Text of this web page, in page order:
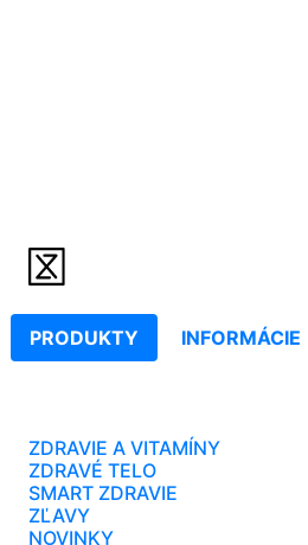
PRODUKTY INFORMÁCIE
ZDRAVIE A VITAMÍNY
ZDRAVÉ TELO
SMART ZDRAVIE
ZĽAVY
NOVINKY